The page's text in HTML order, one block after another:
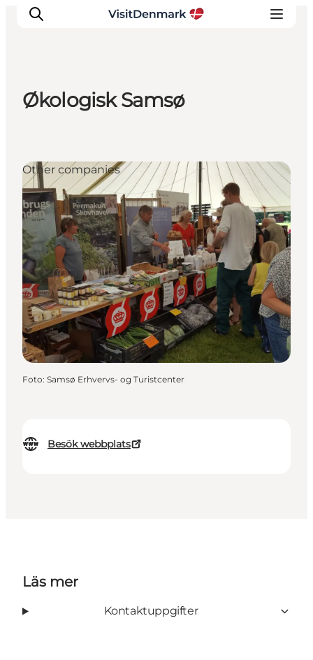
Aktiviteter
Övernatta
Planera resan
Økologisk Samsø
Besök webbplats
Other companies
Foto: Samsø Erhvervs- og Turistcenter
Läs mer
Kontaktuppgifter